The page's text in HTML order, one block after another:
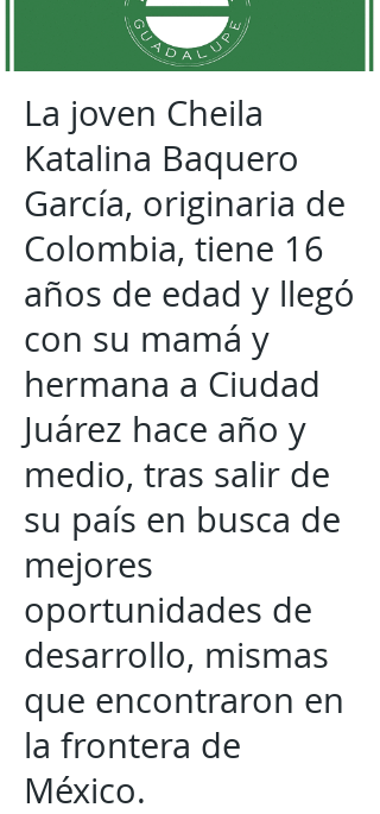
La joven Cheila
Katalina Baquero
García, originaria de
Colombia, tiene 16
años de edad y llegó
con su mamá y
hermana a Ciudad
Juárez hace año y
medio, tras salir de
su país en busca de
mejores
oportunidades de
desarrollo, mismas
que encontraron en
la frontera de
México.